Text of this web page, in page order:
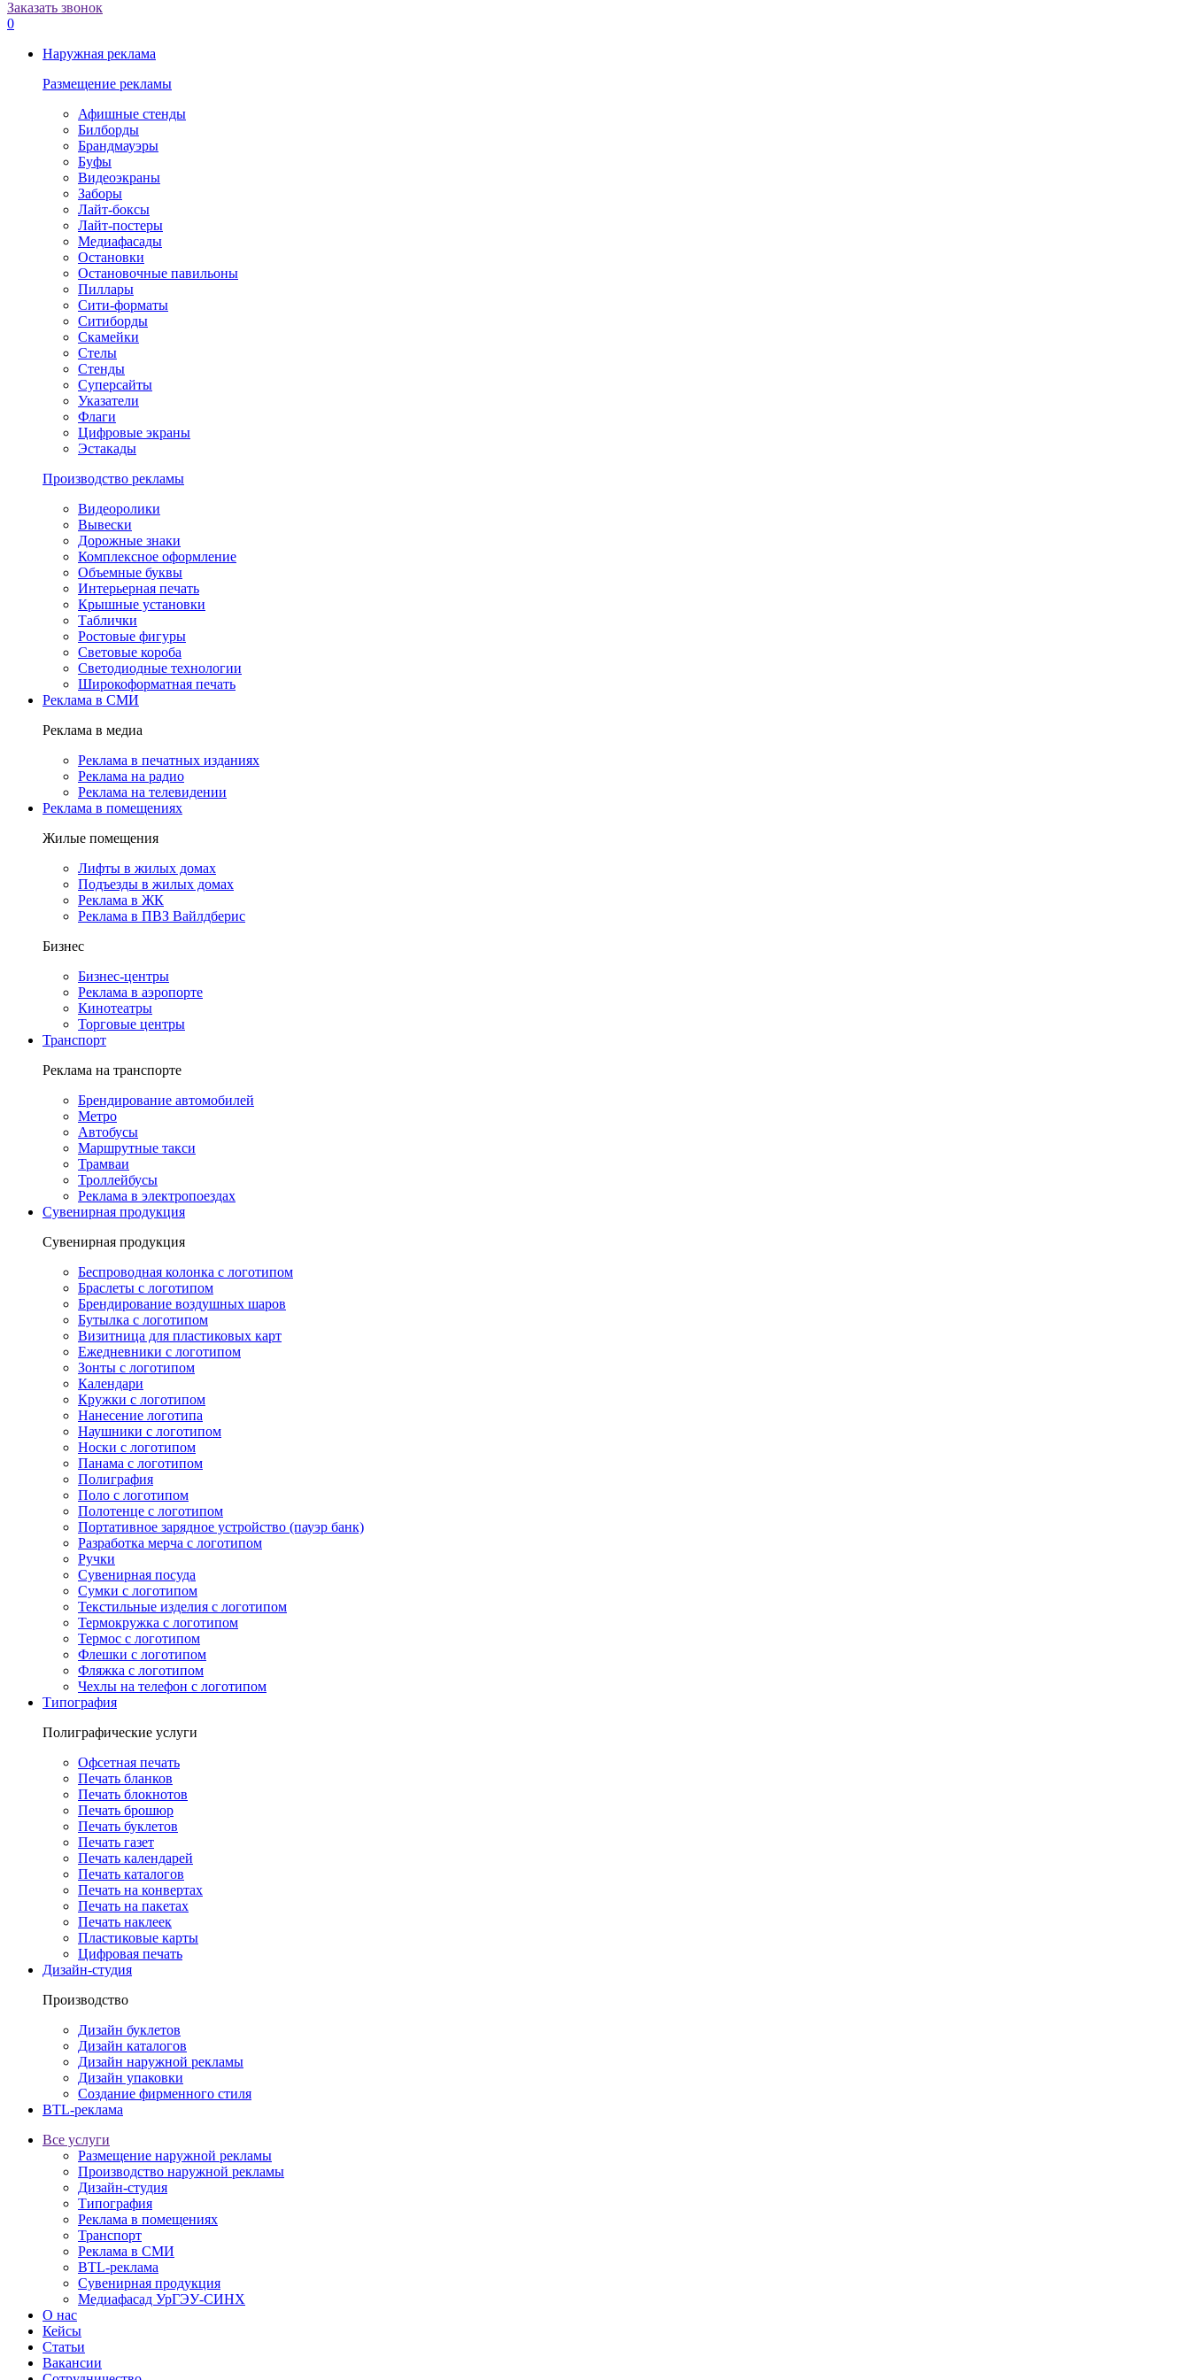
Заказать звонок
0
Наружная реклама
Размещение рекламы
Афишные стенды
Билборды
Брандмауэры
Буфы
Видеоэкраны
Заборы
Лайт-боксы
Лайт-постеры
Медиафасады
Остановки
Остановочные павильоны
Пиллары
Сити-форматы
Ситиборды
Скамейки
Стелы
Стенды
Суперсайты
Указатели
Флаги
Цифровые экраны
Эстакады
Производство рекламы
Видеоролики
Вывески
Дорожные знаки
Комплексное оформление
Объемные буквы
Интерьерная печать
Крышные установки
Таблички
Ростовые фигуры
Световые короба
Светодиодные технологии
Широкоформатная печать
Реклама в СМИ
Реклама в медиа
Реклама в печатных изданиях
Реклама на радио
Реклама на телевидении
Реклама в помещениях
Жилые помещения
Лифты в жилых домах
Подъезды в жилых домах
Реклама в ЖК
Реклама в ПВЗ Вайлдберис
Бизнес
Бизнес-центры
Реклама в аэропорте
Кинотеатры
Торговые центры
Транспорт
Реклама на транспорте
Брендирование автомобилей
Метро
Автобусы
Маршрутные такси
Трамваи
Троллейбусы
Реклама в электропоездах
Сувенирная продукция
Сувенирная продукция
Беспроводная колонка с логотипом
Браслеты с логотипом
Брендирование воздушных шаров
Бутылка с логотипом
Визитница для пластиковых карт
Ежедневники с логотипом
Зонты с логотипом
Календари
Кружки с логотипом
Нанесение логотипа
Наушники с логотипом
Носки с логотипом
Панама с логотипом
Полиграфия
Поло с логотипом
Полотенце с логотипом
Портативное зарядное устройство (пауэр банк)
Разработка мерча с логотипом
Ручки
Сувенирная посуда
Сумки с логотипом
Текстильные изделия с логотипом
Термокружка с логотипом
Термос с логотипом
Флешки с логотипом
Фляжка с логотипом
Чехлы на телефон с логотипом
Типография
Полиграфические услуги
Офсетная печать
Печать бланков
Печать блокнотов
Печать брошюр
Печать буклетов
Печать газет
Печать календарей
Печать каталогов
Печать на конвертах
Печать на пакетах
Печать наклеек
Пластиковые карты
Цифровая печать
Дизайн-студия
Производство
Дизайн буклетов
Дизайн каталогов
Дизайн наружной рекламы
Дизайн упаковки
Создание фирменного стиля
BTL-реклама
Все услуги
Размещение наружной рекламы
Производство наружной рекламы
Дизайн-студия
Типография
Реклама в помещениях
Транспорт
Реклама в СМИ
BTL-реклама
Сувенирная продукция
Медиафасад УрГЭУ-СИНХ
О нас
Кейсы
Статьи
Вакансии